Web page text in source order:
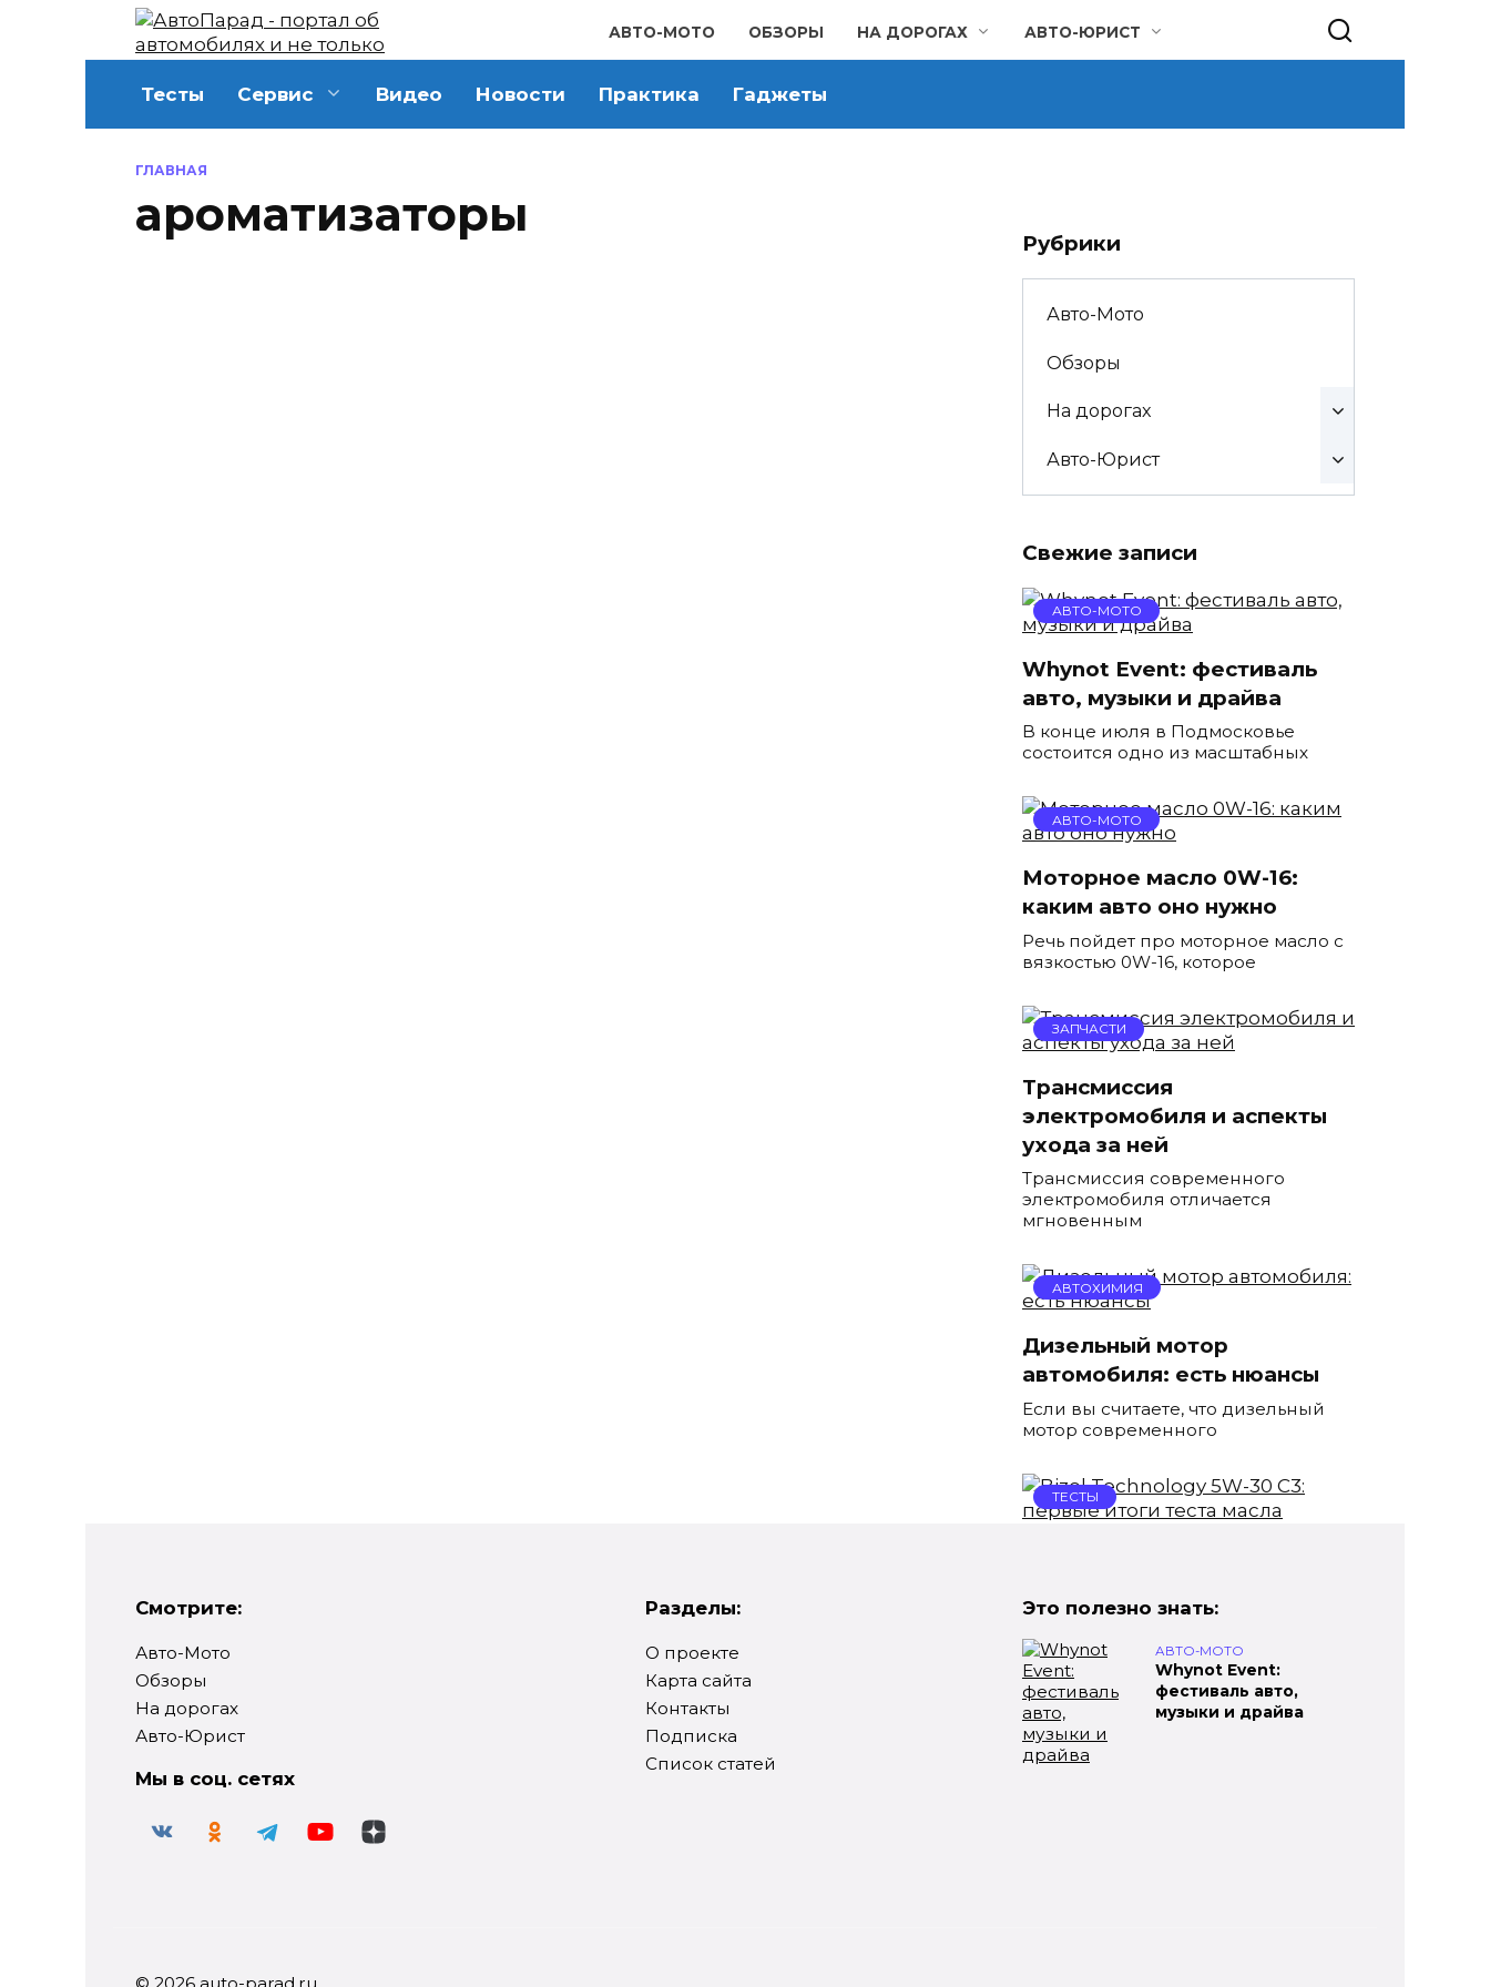
содержанию
АВТО-МОТО ОБЗОРЫ НА ДОРОГАХ АВТО-ЮРИСТ
Тесты Сервис Видео Новости Практика Гаджеты
ГЛАВНАЯ
ароматизаторы
Рубрики
Авто-Мото
Обзоры
На дорогах
Авто-Юрист
Свежие записи
АВТО-МОТО
Whynot Event: фестиваль
авто, музыки и драйва
В конце июля в Подмосковье
состоится одно из масштабных
АВТО-МОТО
Моторное масло 0W-16:
каким авто оно нужно
Речь пойдет про моторное масло с
вязкостью 0W-16, которое
ЗАПЧАСТИ
Трансмиссия
электромобиля и аспекты
ухода за ней
Трансмиссия современного
электромобиля отличается
мгновенным
АВТОХИМИЯ
Дизельный мотор
автомобиля: есть нюансы
Если вы считаете, что дизельный
мотор современного
ТЕСТЫ
Предлагаем итоги тестирования
масла Bizol Technology
ПРАКТИКА
Панорамный люк в
Смотрите:
Авто-Мото
Обзоры
На дорогах
Авто-Юрист
Мы в соц. сетях
Разделы:
О проекте
Карта сайта
Контакты
Подписка
Список статей
Это полезно знать:
АВТО-МОТО
Whynot Event:
фестиваль авто,
музыки и драйва